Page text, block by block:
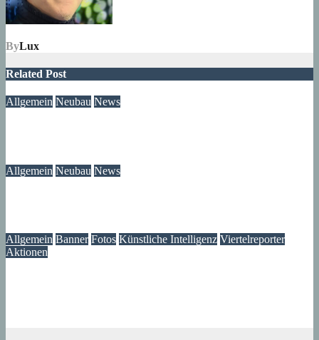
ByLux
Related Post
Allgemein Neubau News
Allgemein Neubau News
Allgemein Banner Fotos Künstliche Intelligenz Viertelreporter
Aktionen